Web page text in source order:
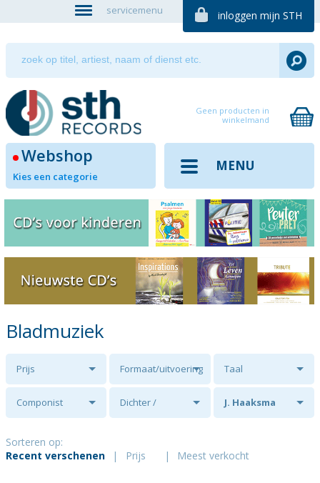
servicemenu inloggen mijn STH
Geen producten in
winkelmand
Webshop
Kies een categorie
MENU
Bladmuziek
Prijs Formaat/uitvoering Taal
Componist Dichter / J. Haaksma
Sorteren op:
Recent verschenen
| Prijs | Meest verkocht